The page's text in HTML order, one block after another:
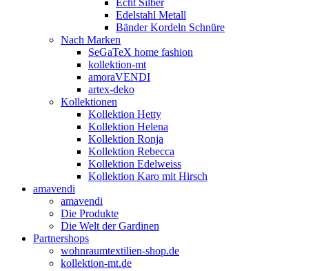
Echt Silber
Edelstahl Metall
Bänder Kordeln Schnüre
Nach Marken
SeGaTeX home fashion
kollektion-mt
amoraVENDI
artex-deko
Kollektionen
Kollektion Hetty
Kollektion Helena
Kollektion Ronja
Kollektion Rebecca
Kollektion Edelweiss
Kollektion Karo mit Hirsch
amavendi
amavendi
Die Produkte
Die Welt der Gardinen
Partnershops
wohnraumtextilien-shop.de
kollektion-mt.de